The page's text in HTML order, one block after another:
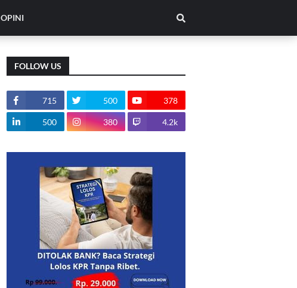
OPINI
FOLLOW US
715 500 378
500 380 4.2k